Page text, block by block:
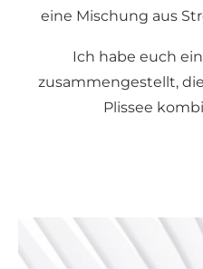
eine Mischung aus
Ich habe euch
zusammengestellt,
Plissee